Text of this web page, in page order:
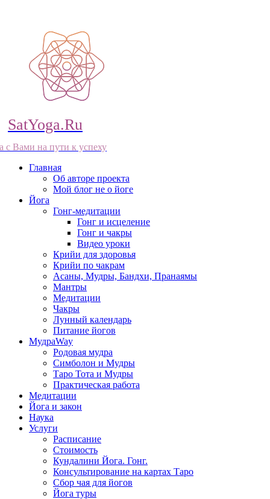
SatYoga.Ru
с Вами на пути к успеху
Главная
Об авторе проекта
Мой блог не о йоге
Йога
Гонг-медитации
Гонг и исцеление
Гонг и чакры
Видео уроки
Крийи для здоровья
Крийи по чакрам
Асаны, Мудры, Бандхи, Пранаямы
Мантры
Медитации
Чакры
Лунный календарь
Питание йогов
МудраWay
Родовая мудра
Симболон и Мудры
Таро Тота и Мудры
Практическая работа
Медитации
Йога и закон
Наука
Услуги
Расписание
Стоимость
Кундалини Йога. Гонг.
Консультирование на картах Таро
Сбор чая для йогов
Йога туры